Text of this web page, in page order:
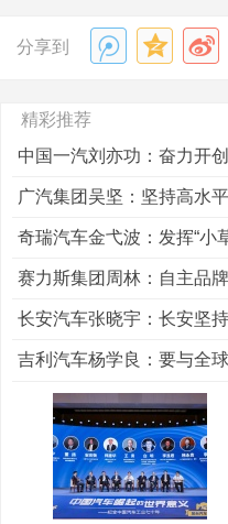
分享到
精彩推荐
中国一汽刘亦功：奋力开
广汽集团吴坚：坚持高水
奇瑞汽车金弋波：发挥“小
赛力斯集团周林：自主品
长安汽车张晓宇：长安坚
吉利汽车杨学良：要与全